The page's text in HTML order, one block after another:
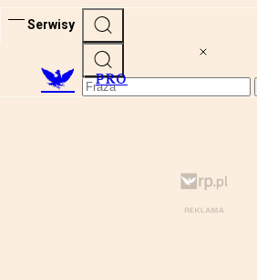
Serwisy
PRO